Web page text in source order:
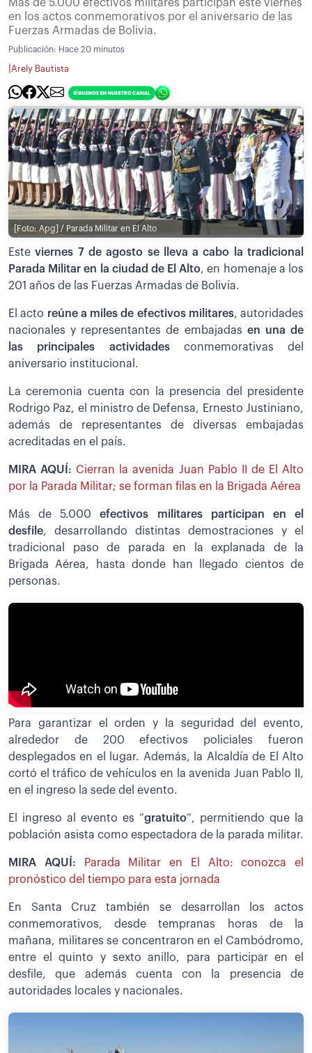
Más de 5.000 efectivos militares participan este viernes
en los actos conmemorativos por el aniversario de las
Fuerzas Armadas de Bolivia.
Publicación: Hace 20 minutos
Arely Bautista
[Foto: Apg] / Parada Militar en El Alto
Este viernes 7 de agosto se lleva a cabo la tradicional
Parada Militar en la ciudad de El Alto, en homenaje a los
201 años de las Fuerzas Armadas de Bolivia.
El acto reúne a miles de efectivos militares, autoridades
nacionales y representantes de embajadas en una de
las principales actividadesconmemorativas del
aniversario institucional.
La ceremonia cuenta con la presencia del presidente
Rodrigo Paz, el ministro de Defensa, Ernesto Justiniano,
además de representantes de diversas embajadas
acreditadas en el país.
MIRA AQUÍ: Cierran la avenida Juan Pablo II de El Alto
por la Parada Militar; se forman filas en la Brigada Aérea
Más de 5.000 efectivos militares participan en el
desfile, desarrollando distintas demostraciones y el
tradicional paso de parada en la explanada de la
Brigada Aérea, hasta donde han llegado cientos de
personas.
Para garantizar el orden y la seguridad del evento,
alrededor de 200 efectivos policiales fueron
desplegados en el lugar. Además, la Alcaldía de El Alto
cortó el tráfico de vehículos en la avenida Juan Pablo II,
en el ingreso la sede del evento.
El ingreso al evento es “gratuito”, permitiendo que la
población asista como espectadora de la parada militar.
MIRA AQUÍ:
Parada Militar en El Alto: conozca el
pronóstico del tiempo para esta jornada
En Santa Cruz también se desarrollan los actos
conmemorativos, desde tempranas horas de la
mañana, militares se concentraron en el Cambódromo,
entre el quinto y sexto anillo, para participar en el
desfile, que además cuenta con la presencia de
autoridades locales y nacionales.